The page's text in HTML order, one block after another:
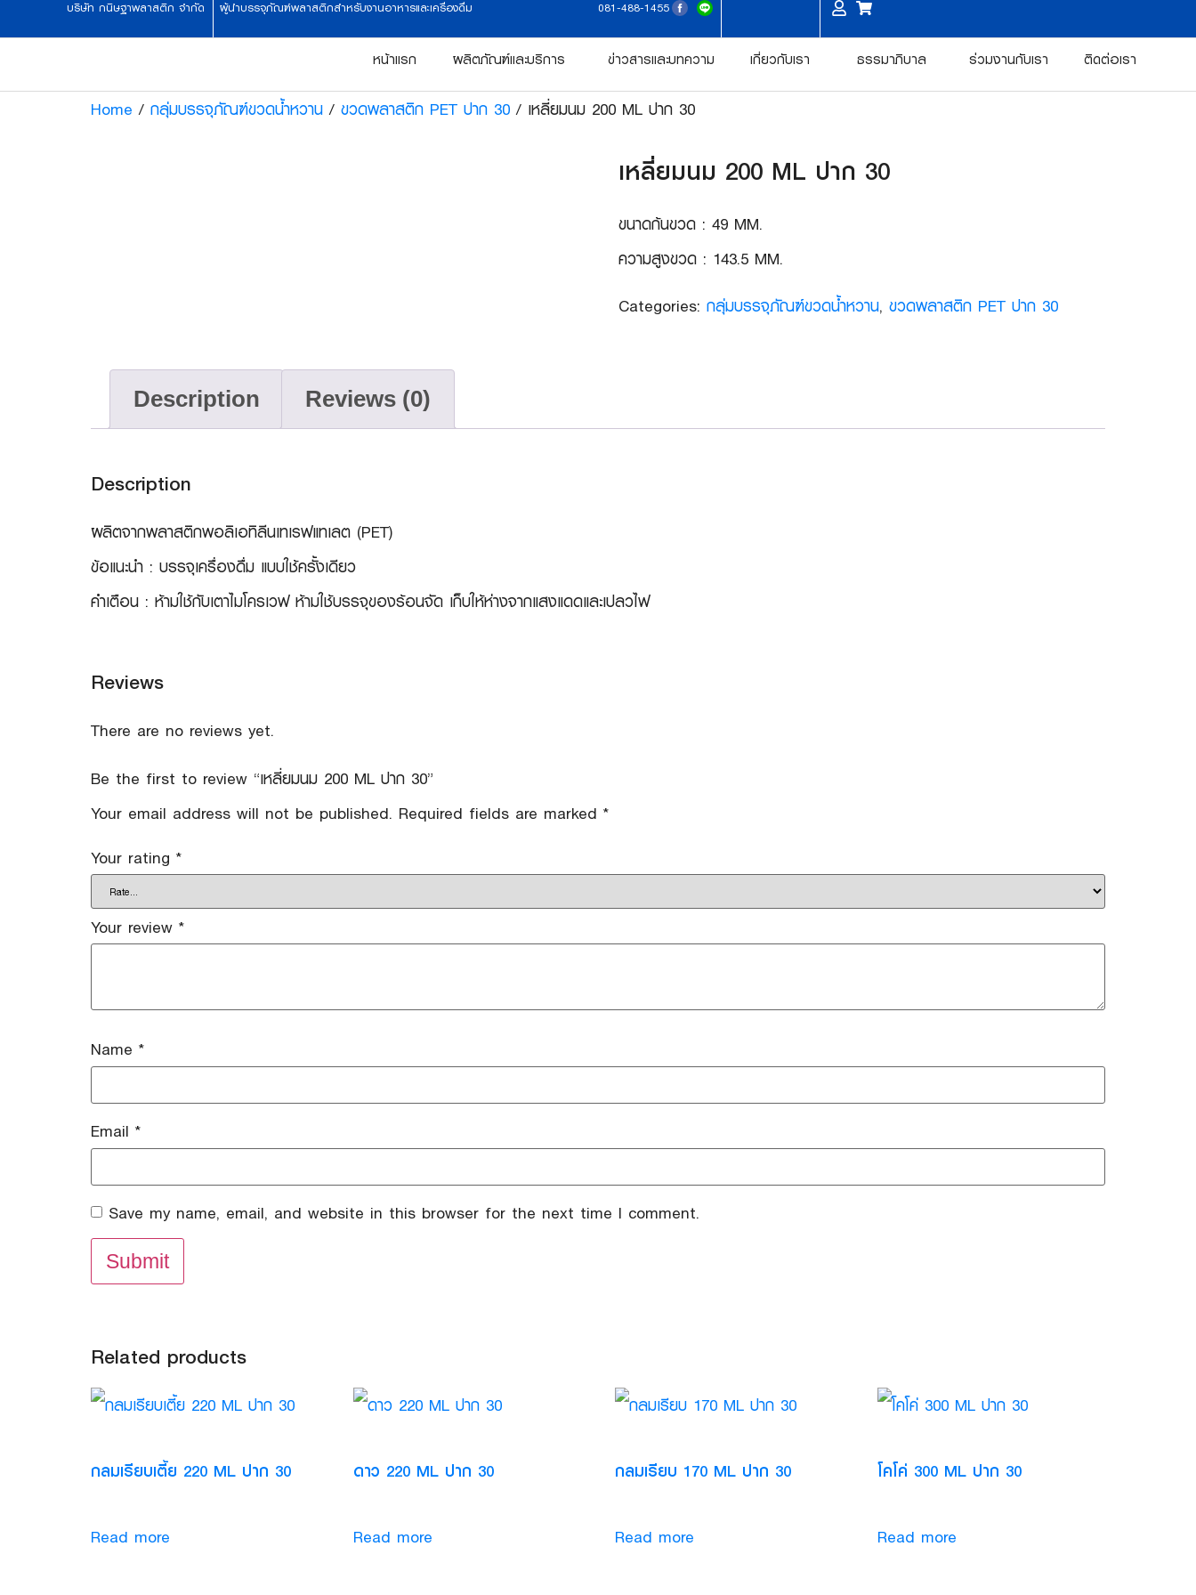
บริษัท กนิษฐาพลาสติก จำกัด ผู้นำบรรจุภัณฑ์พลาสติกสำหรับงานอาหารและเครื่องดื่ม ‭081-488-1455‬
หน้าแรก ผลิตภัณฑ์และบริการ ข่าวสารและบทความ เกี่ยวกับเรา ธรรมาภิบาล ร่วมงานกับเรา ติดต่อเรา
Home / กลุ่มบรรจุภัณฑ์ขวดน้ำหวาน/ ขวดพลาสติก PET ปาก 30/ เหลี่ยมนม 200 ML ปาก 30
เหลี่ยมนม 200 ML ปาก 30
ขนาดก้นขวด : 49 MM.
ความสูงขวด : 143.5 MM.
Categories: กลุ่มบรรจุภัณฑ์ขวดน้ำหวาน, ขวดพลาสติก PET ปาก 30
Description Reviews (0)
Description
ผลิตจากพลาสติกพอลิเอทิลีนเทเรฟแทเลต (PET)
ข้อแนะนำ : บรรจุเครื่องดื่ม แบบใช้ครั้งเดียว
คำเตือน : ห้ามใช้กับเตาไมโครเวฟ ห้ามใช้บรรจุของร้อนจัด เก็บให้ห่างจากแสงแดดและเปลวไฟ
Reviews
There are no reviews yet.
Be the first to review “เหลี่ยมนม 200 ML ปาก 30”
Your email address will not be published. Required fields are marked *
Your rating *
Your review *
Name *
Email *
Save my name, email, and website in this browser for the next time I comment.
Related products
กลมเรียบเตี้ย 220 ML ปาก 30
Read more
ดาว 220 ML ปาก 30
Read more
กลมเรียบ 170 ML ปาก 30
Read more
โคโค่ 300 ML ปาก 30
Read more